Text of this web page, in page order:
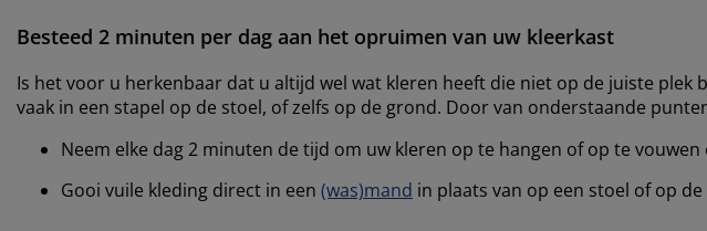
Besteed 2 minuten per dag aan het opruimen van uw kleerkast
Is het voor u herkenbaar dat u altijd wel wat kleren heeft die niet op de juiste plek
vaak in een stapel op de stoel, of zelfs op de grond. Door van onderstaande
Neem elke dag 2 minuten de tijd om uw kleren op te hangen of op te vouwen
Gooi vuile kleding direct in een (was)mand in plaats van op een stoel of op